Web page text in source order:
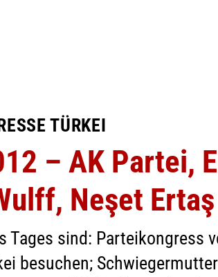
TÜRKEI
– AK Partei,
Neşet Ertaş
Tages sind: Parteikongress
besuchen;